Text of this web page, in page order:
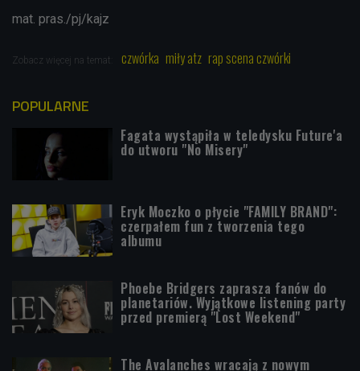
mat. pras./pj/kajz
Zobacz więcej na temat: czwórka miły atz rap scena czwórki
POPULARNE
Fagata wystąpiła w teledysku Future'a
do utworu "No Misery"
Eryk Moczko o płycie "FAMILY BRAND":
czerpałem fun z tworzenia tego
albumu
Phoebe Bridgers zaprasza fanów do
planetariów. Wyjątkowe listening party
przed premierą "Lost Weekend"
The Avalanches wracają z nowym